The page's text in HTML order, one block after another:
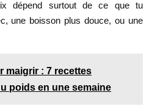
dépend surtout de ce que tu
une boisson plus douce, ou une
maigrir : 7 recettes
poids en une semaine